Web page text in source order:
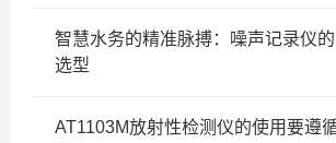
智慧水务的精准脉搏：噪声记录仪
选型
AT1103M放射性检测仪的使用要遵